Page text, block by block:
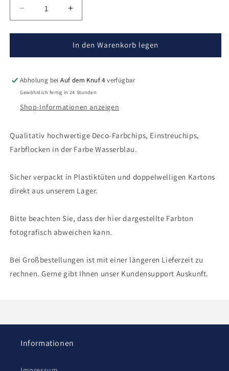
Verringere
die
Menge
Deco-
Wasserblau
Erhöhe
die
Menge
für
Deco-
Wasserblau
In den Warenkorb legen
Abholung beiAuf dem Knuf 4 verfügbar
Gewöhnlich fertig in 24 Stunden
Shop-Informationen anzeigen
Qualitativ hochwertige Deco-Farbchips, Einstreuchips,
Farbflocken in der Farbe Wasserblau.
Sicher verpackt in Plastiktüten und doppelwelligen Kartons
direkt aus unserem Lager.
Bitte beachten Sie, dass der hier dargestellte Farbton
fotografisch abweichen kann.
Bei Großbestellungen ist mit einer längeren Lieferzeit zu
rechnen. Gerne gibt Ihnen unser Kundensupport Auskunft.
Informationen